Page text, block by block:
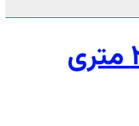
باقرپور: ۱۰ هزار نفر متقاضی مسکن ۲۵ متری